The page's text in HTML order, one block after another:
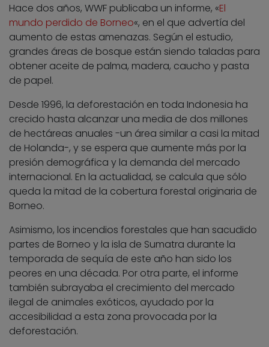
Hace dos años, WWF publicaba un informe, «El
mundo perdido de Borneo«, en el que advertía del
aumento de estas amenazas. Según el estudio,
grandes áreas de bosque están siendo taladas para
obtener aceite de palma, madera, caucho y pasta
de papel.
Desde 1996, la deforestación en toda Indonesia ha
crecido hasta alcanzar una media de dos millones
de hectáreas anuales -un área similar a casi la mitad
de Holanda-, y se espera que aumente más por la
presión demográfica y la demanda del mercado
internacional. En la actualidad, se calcula que sólo
queda la mitad de la cobertura forestal originaria de
Borneo.
Asimismo, los incendios forestales que han sacudido
partes de Borneo y la isla de Sumatra durante la
temporada de sequía de este año han sido los
peores en una década. Por otra parte, el informe
también subrayaba el crecimiento del mercado
ilegal de animales exóticos, ayudado por la
accesibilidad a esta zona provocada por la
deforestación.